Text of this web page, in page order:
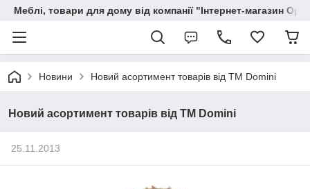
Меблі, товари для дому від компанії "Інтернет-магазин
Новини Новий асортимент товарів від ТМ Domini
Новий асортимент товарів від ТМ Domini
25.11.2013